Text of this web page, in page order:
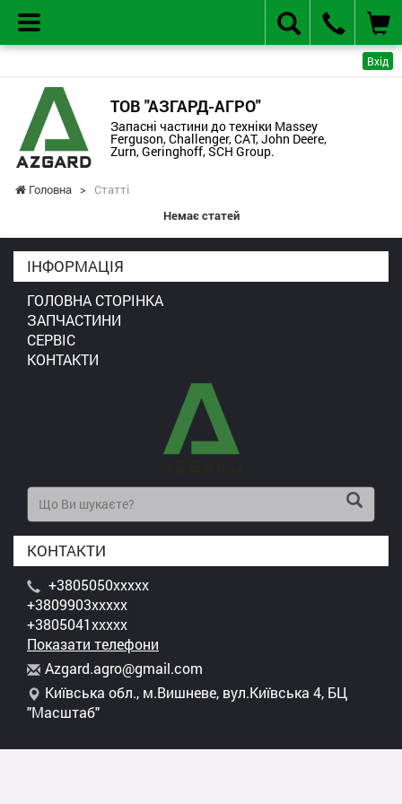
Вхід
ТОВ "АЗГАРД-АГРО"
Запасні частини до техніки Massey
Ferguson, Challenger, CAT, John Deere,
Zurn, Geringhoff, SCH Group.
Головна > Статті
Немає статей
ІНФОРМАЦІЯ
ГОЛОВНА СТОРІНКА
ЗАПЧАСТИНИ
СЕРВІС
КОНТАКТИ
КОНТАКТИ
+3805050xxxxx
+3809903xxxxx
+3805041xxxxx
Показати телефони
Azgard.agro@gmail.com
Київська обл., м.Вишневе, вул.Київська 4, БЦ
"Масштаб"